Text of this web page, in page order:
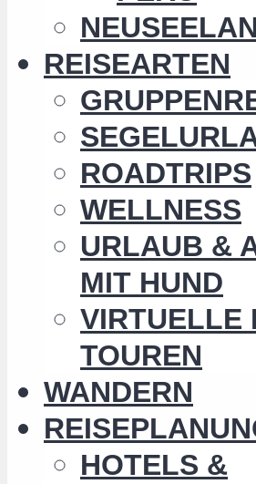
REISEARTEN
ROADTRIPS
WELLNESS
URLAUB &
MIT HUND
VIRTUELLE
TOUREN
WANDERN
HOTELS &